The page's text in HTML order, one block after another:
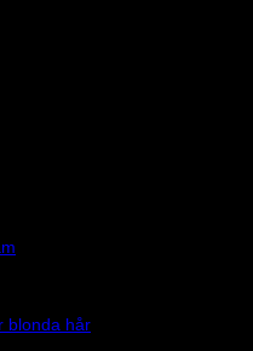
blonda hår